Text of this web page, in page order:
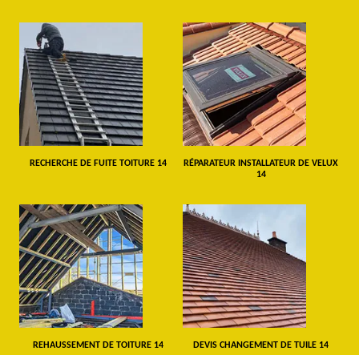
RECHERCHE DE FUITE TOITURE 14
RÉPARATEUR INSTALLATEUR DE VELUX
14
REHAUSSEMENT DE TOITURE 14 DEVIS CHANGEMENT DE TUILE 14